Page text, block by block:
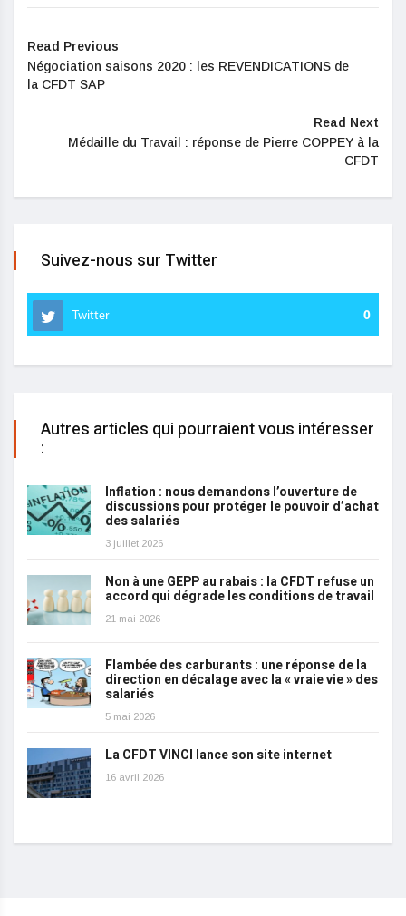
Read Previous
Négociation saisons 2020 : les REVENDICATIONS de
la CFDT SAP
Read Next
Médaille du Travail : réponse de Pierre COPPEY à la
CFDT
Suivez-nous sur Twitter
Twitter 0
Autres articles qui pourraient vous intéresser
:
Inflation : nous demandons l’ouverture de
discussions pour protéger le pouvoir d’achat
des salariés
3 juillet 2026
Non à une GEPP au rabais : la CFDT refuse un
accord qui dégrade les conditions de travail
21 mai 2026
Flambée des carburants : une réponse de la
direction en décalage avec la « vraie vie » des
salariés
5 mai 2026
La CFDT VINCI lance son site internet
16 avril 2026